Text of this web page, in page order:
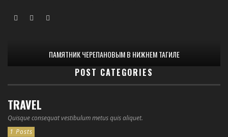
ПАМЯТНИК ЧЕРЕПАНОВЫМ В НИЖНЕМ ТАГИЛЕ
POST CATEGORIES
TRAVEL
Quisque consequat vestibulum metus quis aliquet.
1 Posts